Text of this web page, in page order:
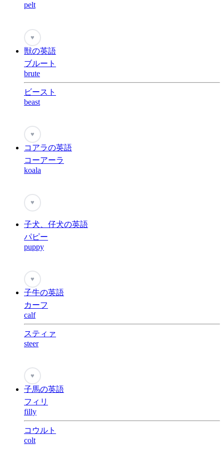
pelt
♥
獣の英語
ブルート
brute
ビースト
beast
♥
コアラの英語
コーアーラ
koala
♥
子犬、仔犬の英語
パピー
puppy
♥
子牛の英語
カーフ
calf
スティァ
steer
♥
子馬の英語
フィリ
filly
コウルト
colt